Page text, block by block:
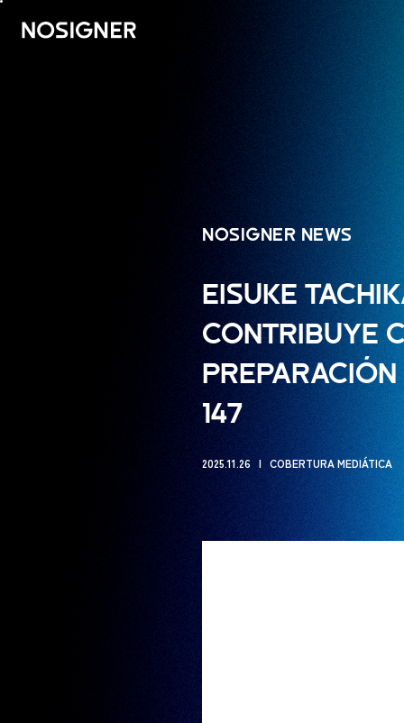
INICIO
NOSIGNER NEWS
EISUKE
CONTRIBUYE
147
2025.11.26 COBERTURA MEDIÁTICA